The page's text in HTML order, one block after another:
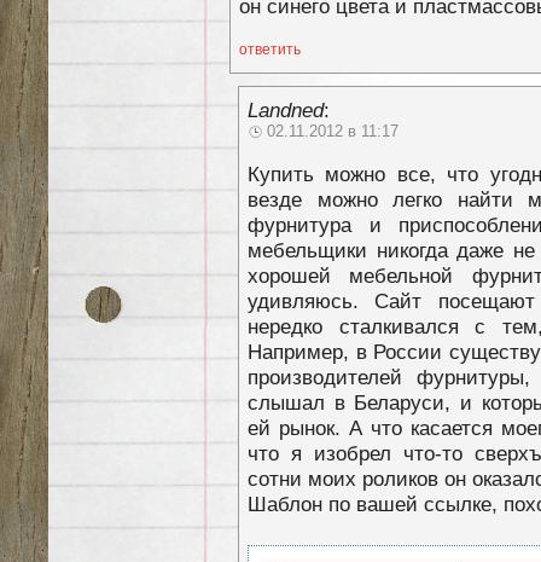
он синего цвета и
ответить
Landned:
02.11.2012 в 11:17
Купить можно все, что
везде можно легко найти
фурнитура и
мебельщики никогда даже
хорошей мебельной
удивляюсь. Сайт
нередко сталкивался с
Например, в России
производителей
слышал в Беларуси, и
ей рынок. А что касается
что я изобрел что-то
сотни моих роликов он
Шаблон по вашей ссылке,